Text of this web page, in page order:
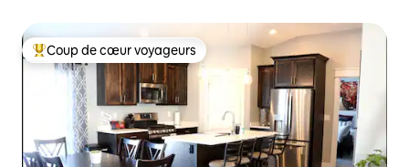
Coups de cœur voyageurs les plus appréciés
Coup de cœur voyageurs